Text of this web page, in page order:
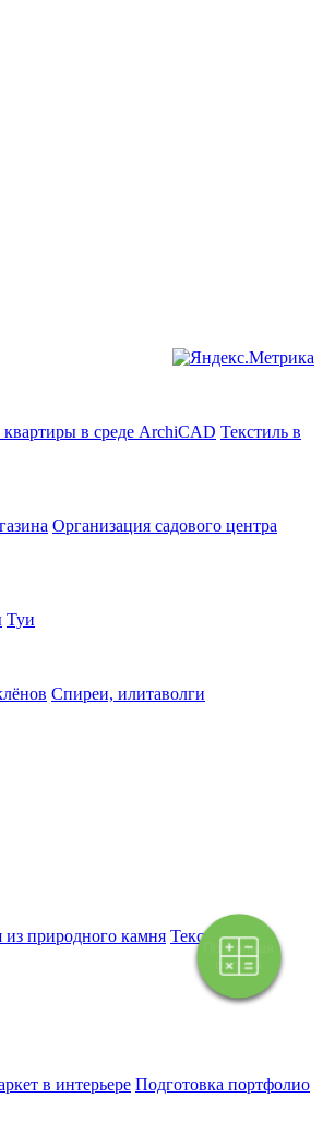
Поэтапная
оплата
квартиры в среде ArchiCAD Текстиль в
Организация садового центра
Туи
Спиреи, илитаволги
из природного камня Текстиль
в интерьере Подготовка портфолио